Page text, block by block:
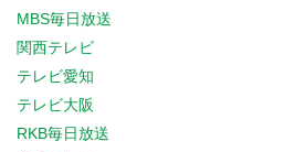
MBS毎日放送
関西テレビ
テレビ愛知
テレビ大阪
RKB毎日放送